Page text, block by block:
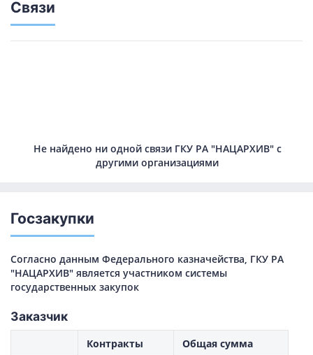
Связи
Не найдено ни одной связи ГКУ РА "НАЦАРХИВ" с
другими организациями
Госзакупки
Согласно данным Федерального казначейства, ГКУ РА
"НАЦАРХИВ" является участником системы
государственных закупок
Заказчик
Контракты Общая сумма